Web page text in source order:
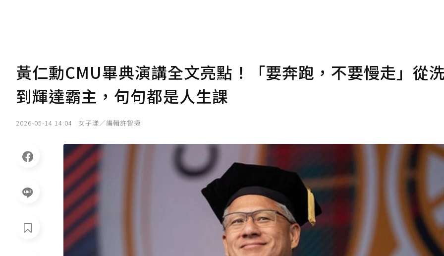
黃仁勳CMU畢典演講全文亮點！「要奔跑，不要慢走」從
到輝達霸主，句句都是人生課
2026-05-14 14:04 女子漾／編輯許智捷